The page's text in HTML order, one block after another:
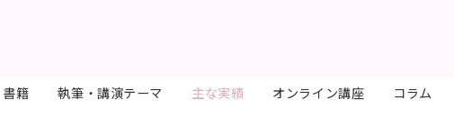
書籍 執筆・講演テーマ 主な実績 オンライン講座 コラム